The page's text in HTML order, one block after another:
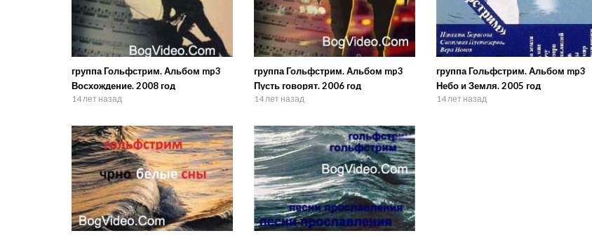
группа Гольфстрим. Альбом mp3
Восхождение. 2008 год
14 лет назад
группа Гольфстрим. Альбом mp3
Пусть говорят. 2006 год
14 лет назад
группа Гольфстрим. Альбом mp3
Небо и Земля. 2005 год
14 лет назад